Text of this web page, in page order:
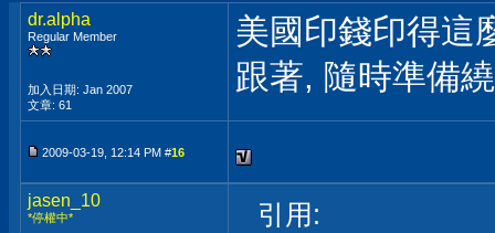
dr.alpha
Regular Member
加入日期: Jan 2007
文章: 61
美國印錢印得這
跟著, 隨時準備
2009-03-19, 12:14 PM #16
jasen_10
*停權中* 引用: